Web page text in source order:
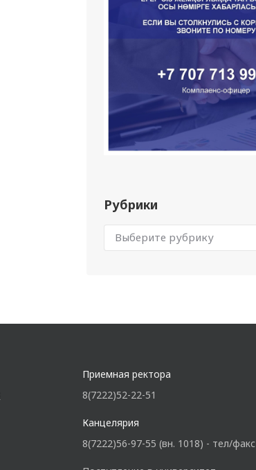
Рубрики
Приемная ректора
8(7222)52-22-51
Канцелярия
8(7222)56-97-55 (вн. 1018) - тел/факс